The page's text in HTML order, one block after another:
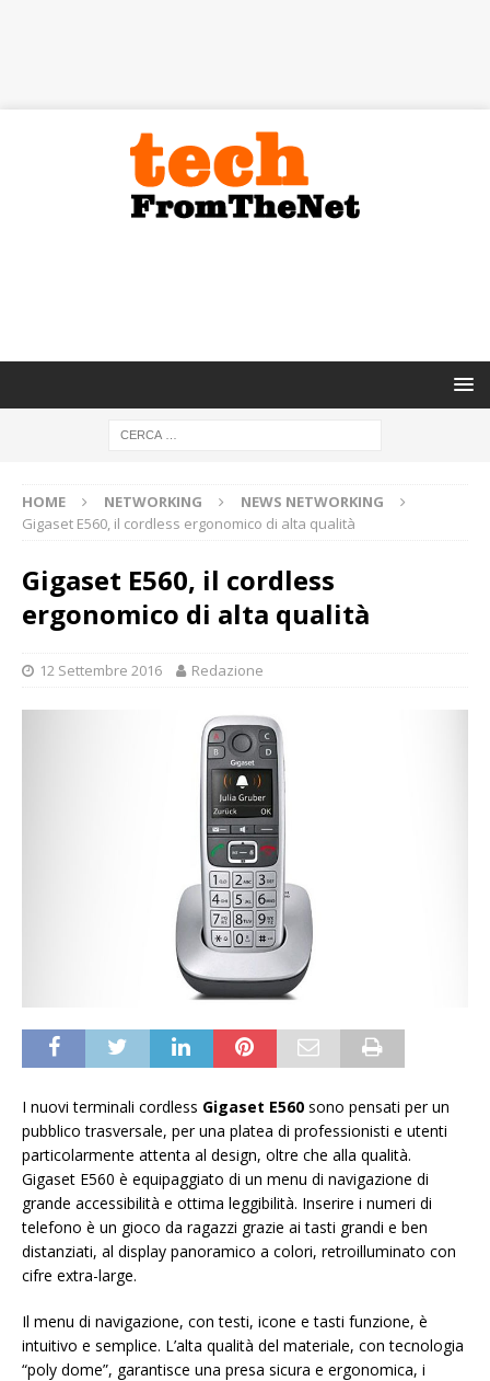
HOME NETWORKING
NEWS NETWORKING
Gigaset E560, il cordless ergonomico di alta qualità
Gigaset E560, il cordless
ergonomico di alta qualità
12 Settembre 2016 Redazione
I nuovi terminali cordless Gigaset E560 sono pensati per un
pubblico trasversale, per una platea di professionisti e utenti
particolarmente attenta al design, oltre che alla qualità.
Gigaset E560 è equipaggiato di un menu di navigazione di
grande accessibilità e ottima leggibilità. Inserire i numeri di
telefono è un gioco da ragazzi grazie ai tasti grandi e ben
distanziati, al display panoramico a colori, retroilluminato con
cifre extra-large.
Il menu di navigazione, con testi, icone e tasti funzione, è
intuitivo e semplice. L’alta qualità del materiale, con tecnologia
“poly dome”, garantisce una presa sicura e ergonomica, i